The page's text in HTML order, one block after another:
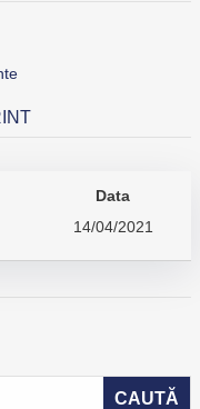
Data
14/04/2021